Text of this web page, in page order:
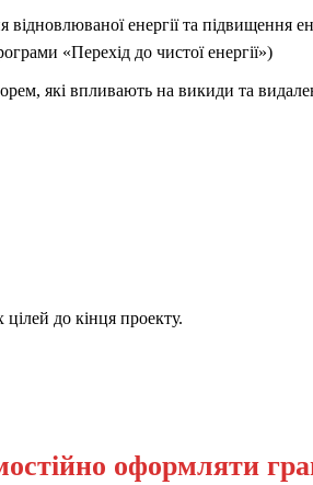
енергії та підвищення
«Перехід до чистої енергії»)
які впливають на викиди та
до кінця проекту.
оформляти